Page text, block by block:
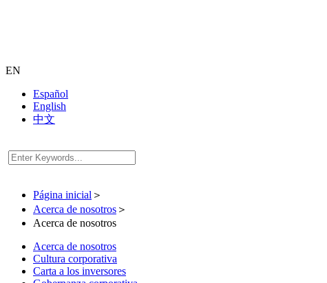
EN
Español
English
中文
Página inicial ＞
Acerca de nosotros ＞
Acerca de nosotros
Acerca de nosotros
Cultura corporativa
Carta a los inversores